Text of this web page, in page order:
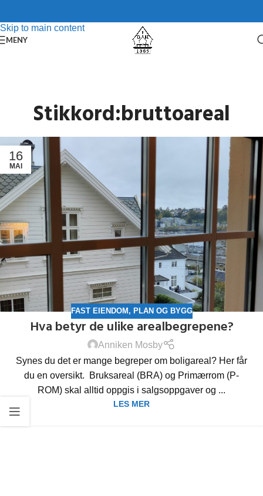
Skip to main content
MENY
Stikkord:bruttoareal
16
MAI
FAST EIENDOM , PLAN OG BYGG
Hva betyr de ulike arealbegrepene?
Anniken Mosby
Synes du det er mange begreper om boligareal? Her får
du en oversikt. Bruksareal (BRA) og Primærrom (P-
ROM) skal alltid oppgis i salgsoppgaver og ...
LES MER